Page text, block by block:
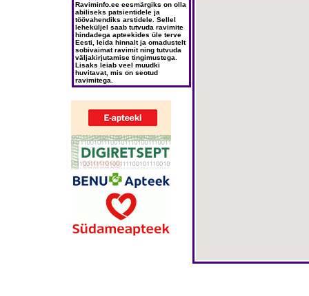
Raviminfo.ee eesmärgiks on olla
abiliseks patsientidele ja
töövahendiks arstidele. Sellel
leheküljel saab tutvuda ravimite
hindadega apteekides üle terve
Eesti, leida hinnalt ja omadustelt
sobivaimat ravimit ning tutvuda
väljakirjutamise tingimustega.
Lisaks leiab veel muudki
huvitavat, mis on seotud
ravimitega.